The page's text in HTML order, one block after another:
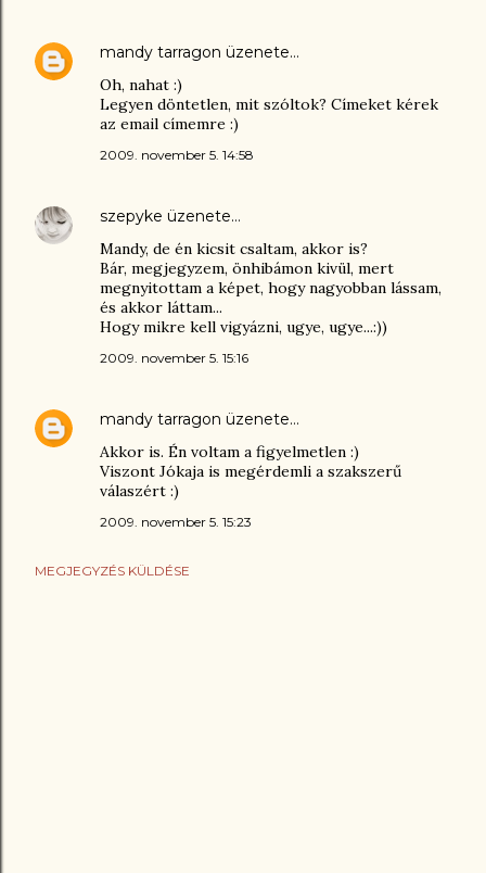
mandy tarragon üzenete…
Oh, nahat :)
Legyen döntetlen, mit szóltok? Címeket kérek
az email címemre :)
2009. november 5. 14:58
szepyke üzenete…
Mandy, de én kicsit csaltam, akkor is?
Bár, megjegyzem, önhibámon kivül, mert
megnyitottam a képet, hogy nagyobban lássam,
és akkor láttam...
Hogy mikre kell vigyázni, ugye, ugye...:))
2009. november 5. 15:16
mandy tarragon üzenete…
Akkor is. Én voltam a figyelmetlen :)
Viszont Jókaja is megérdemli a szakszerű
válaszért :)
2009. november 5. 15:23
MEGJEGYZÉS KÜLDÉSE